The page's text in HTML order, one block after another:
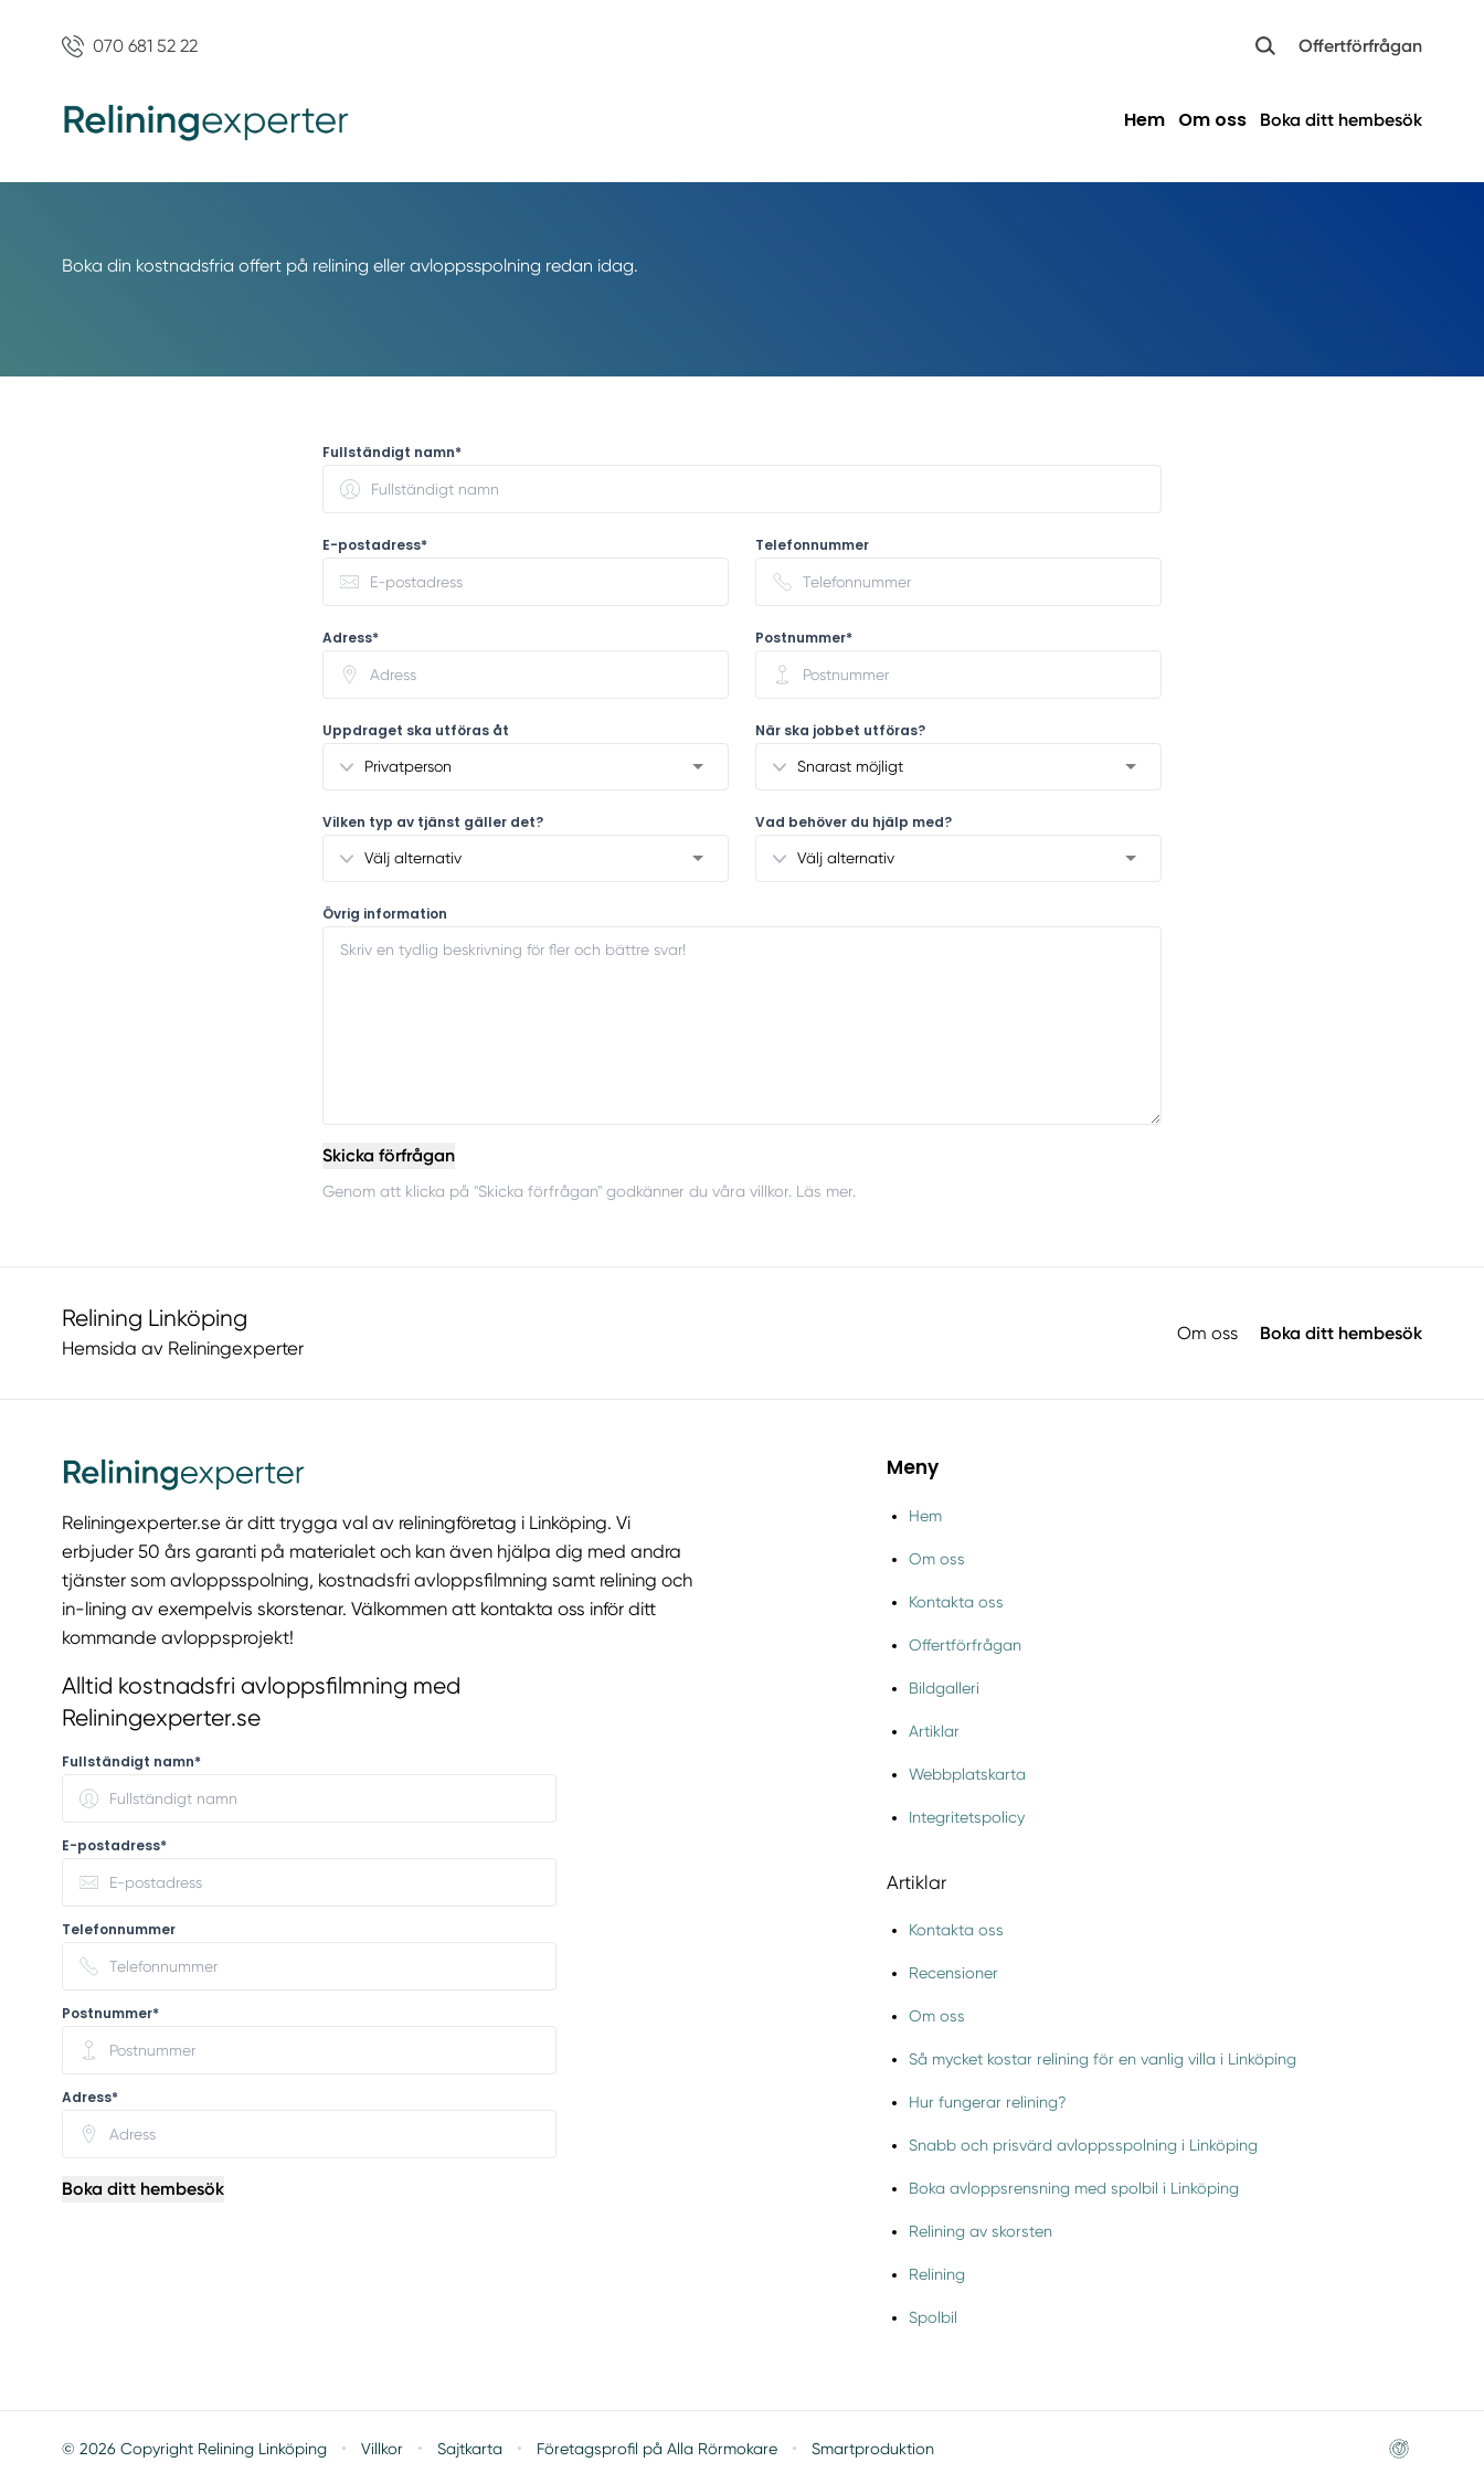
070 681 52 22 Offertförfrågan
Hem Om oss Boka ditt hembesök
Boka din kostnadsfria offert på relining eller avloppsspolning redan idag.
Fullständigt namn*
E-postadress* Telefonnummer
Adress* Postnummer*
Uppdraget ska utföras åt När ska jobbet utföras?
Vilken typ av tjänst gäller det? Vad behöver du hjälp med?
Övrig information
Skicka förfrågan
Genom att klicka på "Skicka förfrågan" godkänner du våra villkor. Läs mer.
Relining Linköping
Hemsida av Reliningexperter
Om oss Boka ditt hembesök
Reliningexperter.se är ditt trygga val av reliningföretag i Linköping. Vi
erbjuder 50 års garanti på materialet och kan även hjälpa dig med andra
tjänster som avloppsspolning, kostnadsfri avloppsfilmning samt relining och
in-lining av exempelvis skorstenar. Välkommen att kontakta oss inför ditt
kommande avloppsprojekt!
Alltid kostnadsfri avloppsfilmning med
Reliningexperter.se
Fullständigt namn*
E-postadress*
Telefonnummer
Postnummer*
Adress*
Boka ditt hembesök
Meny
Hem
Om oss
Kontakta oss
Offertförfrågan
Bildgalleri
Artiklar
Webbplatskarta
Integritetspolicy
Artiklar
Kontakta oss
Recensioner
Om oss
Så mycket kostar relining för en vanlig villa i Linköping
Hur fungerar relining?
Snabb och prisvärd avloppsspolning i Linköping
Boka avloppsrensning med spolbil i Linköping
Relining av skorsten
Relining
Spolbil
© 2026 Copyright Relining Linköping · Villkor · Sajtkarta · Företagsprofil på Alla Rörmokare · Smartproduktion
Webbsida